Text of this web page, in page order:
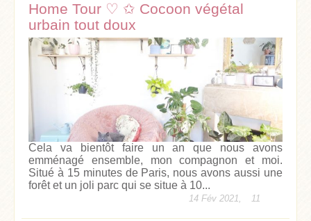
Home Tour ♡ ✩ Cocoon végétal
urbain tout doux
Cela va bientôt faire un an que nous avons
emménagé ensemble, mon compagnon et moi.
Situé à 15 minutes de Paris, nous avons aussi une
forêt et un joli parc qui se situe à 10...
14 Fév 2021, 11